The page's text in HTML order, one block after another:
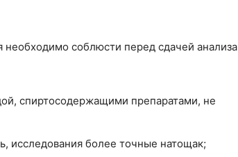
необходимо соблюсти перед сдачей анализа
спиртосодержащими препаратами, не
исследования более точные натощак;